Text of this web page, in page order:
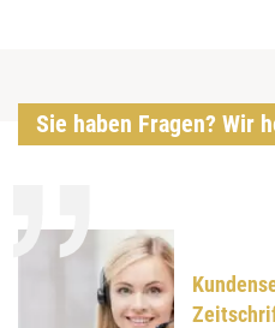
Sie haben Fragen? Wir